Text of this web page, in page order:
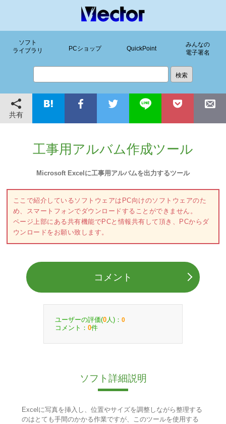
ソフト
ライブラリ
PCショップ QuickPoint
みんなの
電子署名
共有
工事用アルバム作成ツール
Microsoft Excelに工事用アルバムを出力するツール
ここで紹介しているソフトウェアはPC向けのソフトウェアのた
め、スマートフォンでダウンロードすることができません。
ページ上部にある共有機能でPCと情報共有して頂き、PCからダ
ウンロードをお願い致します。
コメント
ユーザーの評価(0 人)： 0
コメント： 0件
ソフト詳細説明
Excelに写真を挿入し、位置やサイズを調整しながら整理する
のはとても手間のかかる作業ですが、このツールを使用する